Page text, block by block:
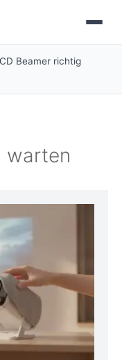
Beamer richtig
warten